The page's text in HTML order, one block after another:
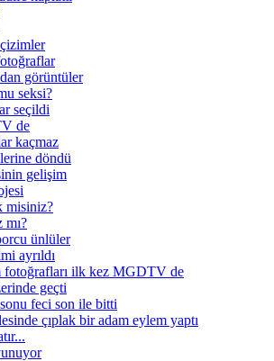
görüntüler
seksi?
seçildi
de
kaçmaz
döndü
gelişim
misiniz?
mı?
ünlüler
ayrıldı
ilk kez MGDTV de
geçti
feci son ile bitti
çıplak bir adam eylem yaptı